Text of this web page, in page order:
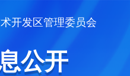
开发区管理委员会
公开